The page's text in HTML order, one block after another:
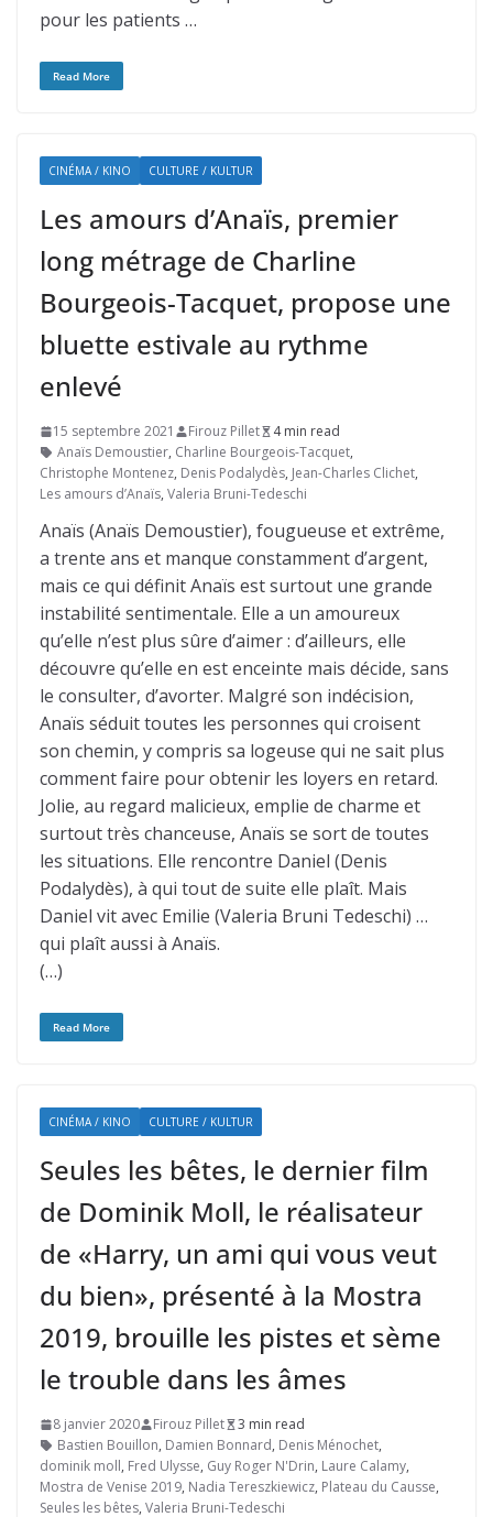
pour les patients …
Read More
CINÉMA / KINO CULTURE / KULTUR
Les amours d’Anaïs, premier
long métrage de Charline
Bourgeois-Tacquet, propose une
bluette estivale au rythme
enlevé
15 septembre 2021 Firouz Pillet
4 min read
Anaïs Demoustier, Charline Bourgeois-Tacquet,
Christophe Montenez, Denis Podalydès, Jean-Charles Clichet,
Les amours d’Anaïs, Valeria Bruni-Tedeschi
Anaïs (Anaïs Demoustier), fougueuse et extrême,
a trente ans et manque constamment d’argent,
mais ce qui définit Anaïs est surtout une grande
instabilité sentimentale. Elle a un amoureux
qu’elle n’est plus sûre d’aimer : d’ailleurs, elle
découvre qu’elle en est enceinte mais décide, sans
le consulter, d’avorter. Malgré son indécision,
Anaïs séduit toutes les personnes qui croisent
son chemin, y compris sa logeuse qui ne sait plus
comment faire pour obtenir les loyers en retard.
Jolie, au regard malicieux, emplie de charme et
surtout très chanceuse, Anaïs se sort de toutes
les situations. Elle rencontre Daniel (Denis
Podalydès), à qui tout de suite elle plaît. Mais
Daniel vit avec Emilie (Valeria Bruni Tedeschi) …
qui plaît aussi à Anaïs.
(…)
Read More
CINÉMA / KINO CULTURE / KULTUR
Seules les bêtes, le dernier film
de Dominik Moll, le réalisateur
de «Harry, un ami qui vous veut
du bien», présenté à la Mostra
2019, brouille les pistes et sème
le trouble dans les âmes
8 janvier 2020 Firouz Pillet
3 min read
Bastien Bouillon, Damien Bonnard, Denis Ménochet,
dominik moll, Fred Ulysse, Guy Roger N'Drin, Laure Calamy,
Mostra de Venise 2019, Nadia Tereszkiewicz, Plateau du Causse,
Seules les bêtes, Valeria Bruni-Tedeschi